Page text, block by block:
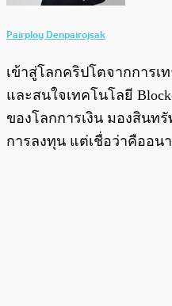
Pairploy Denpairojsak
เข้าสู่โลกคริปโตจากการเ
และสนใจเทคโนโลยี
ของโลกการเงิน มองสินท
การลงทุน แต่เชื่อว่าคืออน